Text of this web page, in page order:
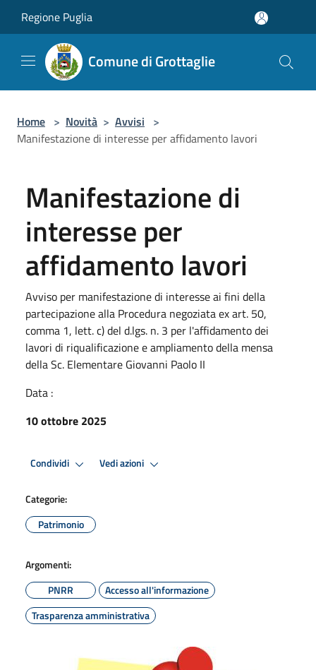
Regione Puglia
Comune di Grottaglie
Home > Novità > Avvisi >
Manifestazione di interesse per affidamento lavori
Manifestazione di
interesse per
affidamento lavori
Avviso per manifestazione di interesse ai fini della
partecipazione alla Procedura negoziata ex art. 50,
comma 1, lett. c) del d.lgs. n. 3 per l'affidamento dei
lavori di riqualificazione e ampliamento della mensa
della Sc. Elementare Giovanni Paolo II
Data :
10 ottobre 2025
Condividi Vedi azioni
Categorie:
Patrimonio
Argomenti:
PNRR
Accesso all'informazione
Trasparenza amministrativa